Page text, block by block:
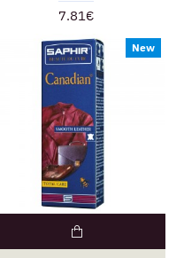
7.81€
New